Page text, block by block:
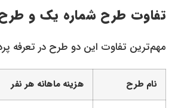
تفاوت طرح شماره یک و طرح
مهم‌ترین تفاوت این دو طرح در تعرفه
نام طرح هزینه ماهانه هر نفر